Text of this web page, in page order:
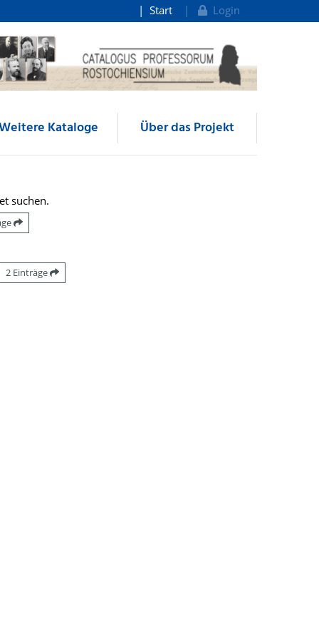
Start Login
Kataloge Über das Projekt
suchen.
2 Einträge